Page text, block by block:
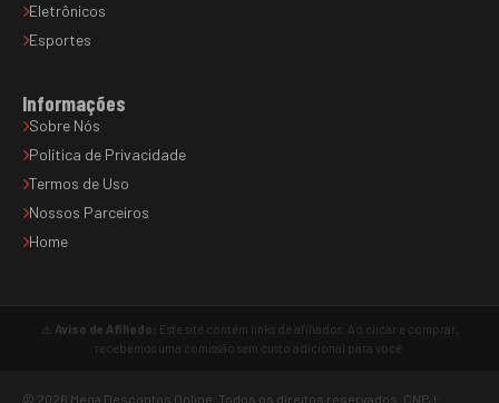
Eletrônicos
Esportes
Informações
Sobre Nós
Política de Privacidade
Termos de Uso
Nossos Parceiros
Home
Aviso de Afiliado: Este site contém links de afiliados. Ao clicar e comprar,
recebemos uma comissão sem custo adicional para você.
© 2026 Mega Descontos Online. Todos os direitos reservados. CNPJ: